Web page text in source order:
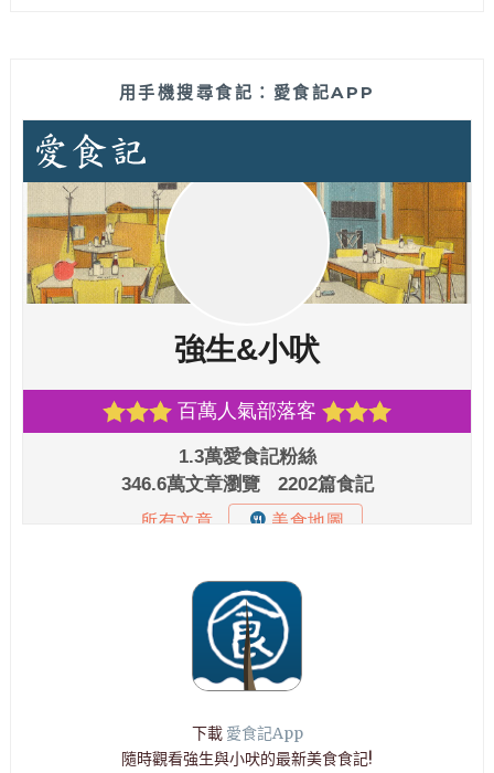
用手機搜尋食記：愛食記APP
下載 愛食記App
隨時觀看強生與小吠的最新美食食記!